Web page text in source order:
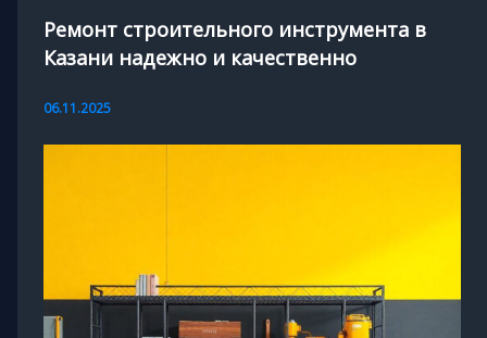
Ремонт строительного инструмента в
Казани надежно и качественно
06.11.2025